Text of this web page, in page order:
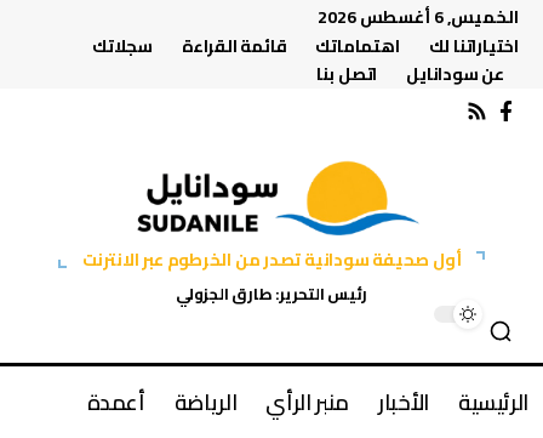
الخميس, 6 أغسطس 2026
اختياراتنا لك
اهتماماتك قائمة القراءة
سجلاتك
عن سودانايل
اتصل بنا
أول صحيفة سودانية تصدر من الخرطوم عبر الانترنت
رئيس التحرير: طارق الجزولي
الرئيسية الأخبار منبر الرأي الرياضة
أعمدة